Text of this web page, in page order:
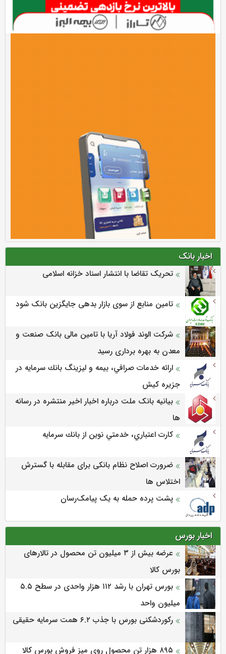
اخبار بانک
تحریک تقاضا با انتشار اسناد خزانه اسلامی
تامین منابع از سوی بازار بدهی جایگزین بانک شود
شرکت الوند فولاد آریا با تامین مالی بانک صنعت و
معدن به بهره برداری رسید
ارائه خدمات صرافي، بيمه و ليزينگ بانك سرمايه در
جزيره كيش
بیانیه بانک ملت درباره اخبار اخیر منتشره در رسانه
ها
كارت اعتباري، خدمتي نوين از بانك سرمايه
ضرورت اصلاح نظام بانکی برای مقابله با گسترش
اختلاس ها
پشت پرده حمله به یک پیامک‌رسان
اخبار بورس
عرضه بیش از ۳ میلیون تن محصول در تالارهای
بورس کالا
بورس تهران با رشد ۱۱۲ هزار واحدی در سطح ۵.۵
میلیون واحد
رکوردشکنی بورس با جذب ۶.۲ همت سرمایه حقیقی
۸۹۵ هزار تن محصول روی میز فروش بورس کالا